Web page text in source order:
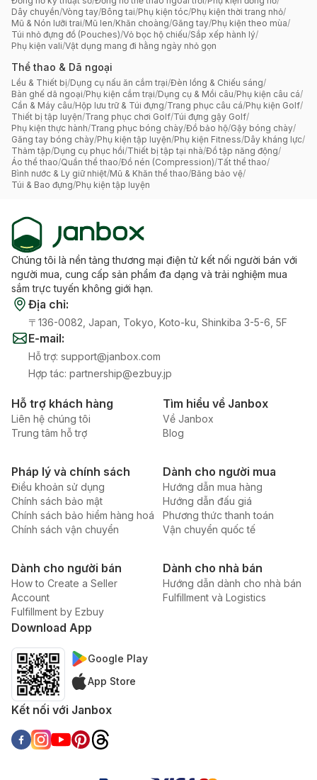
Dây chuyền/Vòng tay/Bông tai/Phụ kiện tóc/Phụ kiện thời trang nhỏ/
Mũ & Nón lưỡi trai/Mũ len/Khăn choàng/Găng tay/Phụ kiện theo mùa/
Túi nhỏ đựng đồ (Pouches)/Vỏ bọc hộ chiếu/Sắp xếp hành lý/
Phụ kiện vali/Vật dụng mang đi hằng ngày nhỏ gọn
Thể thao & Dã ngoại
Lều & Thiết bị/Dụng cụ nấu ăn cắm trại/Đèn lồng & Chiếu sáng/
Bàn ghế dã ngoại/Phụ kiện cắm trại/Dụng cụ & Mồi câu/Phụ kiện câu cá/
Cần & Máy câu/Hộp lưu trữ & Túi đựng/Trang phục câu cá/Phụ kiện Golf/
Thiết bị tập luyện/Trang phục chơi Golf/Túi đựng gậy Golf/
Phụ kiện thực hành/Trang phục bóng chày/Đồ bảo hộ/Gậy bóng chày/
Găng tay bóng chày/Phụ kiện tập luyện/Phụ kiện Fitness/Dây kháng lực/
Thảm tập/Dụng cụ phục hồi/Thiết bị tập tại nhà/Đồ tập năng động/
Áo thể thao/Quần thể thao/Đồ nén (Compression)/Tất thể thao/
Bình nước & Ly giữ nhiệt/Mũ & Khăn thể thao/Băng bảo vệ/
Túi & Bao đựng/Phụ kiện tập luyện
Chúng tôi là nền tảng thương mại điện tử kết nối người bán với
người mua, cung cấp sản phẩm đa dạng và trải nghiệm mua
sắm trực tuyến không giới hạn.
Địa chỉ:
〒136-0082, Japan, Tokyo, Koto-ku, Shinkiba 3-5-6, 5F
E-mail:
Hỗ trợ: support@janbox.com
Hợp tác: partnership@ezbuy.jp
Hỗ trợ khách hàng
Liên hệ chúng tôi
Trung tâm hỗ trợ
Tìm hiểu về Janbox
Về Janbox
Blog
Pháp lý và chính sách
Điều khoản sử dụng
Chính sách bảo mật
Chính sách bảo hiểm hàng hoá
Chính sách vận chuyển
Dành cho người mua
Hướng dẫn mua hàng
Hướng dẫn đấu giá
Phương thức thanh toán
Vận chuyển quốc tế
Dành cho người bán
How to Create a Seller
Account
Fulfillment by Ezbuy
Dành cho nhà bán
Hướng dẫn dành cho nhà bán
Fulfillment và Logistics
Download App
Google Play
App Store
Kết nối với Janbox